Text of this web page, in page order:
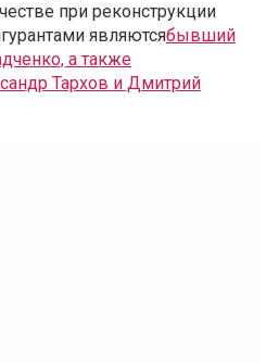
при реконструкции
являютсябывший
а также
Тархов и Дмитрий